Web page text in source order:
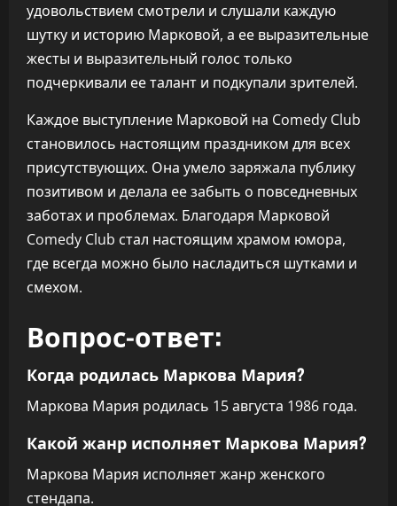
удовольствием смотрели и слушали каждую
шутку и историю Марковой, а ее выразительные
жесты и выразительный голос только
подчеркивали ее талант и подкупали зрителей.
Каждое выступление Марковой на Comedy Club
становилось настоящим праздником для всех
присутствующих. Она умело заряжала публику
позитивом и делала ее забыть о повседневных
заботах и проблемах. Благодаря Марковой
Comedy Club стал настоящим храмом юмора,
где всегда можно было насладиться шутками и
смехом.
Вопрос-ответ:
Когда родилась Маркова Мария?
Маркова Мария родилась 15 августа 1986 года.
Какой жанр исполняет Маркова Мария?
Маркова Мария исполняет жанр женского
стендапа.